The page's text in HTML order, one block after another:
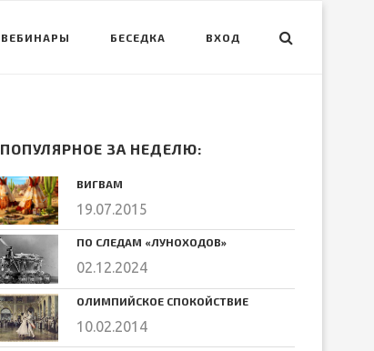
ВЕБИНАРЫ БЕСЕДКА ВХОД
ПОПУЛЯРНОЕ ЗА НЕДЕЛЮ:
ВИГВАМ
19.07.2015
ПО СЛЕДАМ «ЛУНОХОДОВ»
02.12.2024
ОЛИМПИЙСКОЕ СПОКОЙСТВИЕ
10.02.2014